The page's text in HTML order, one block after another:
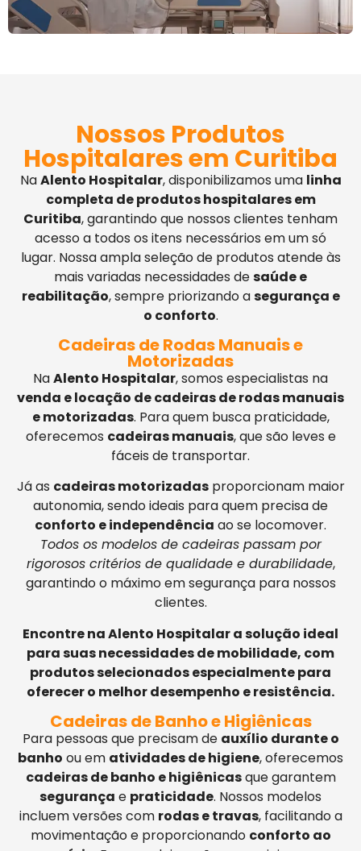
Nossos Produtos
Hospitalares em Curitiba
NaAlento Hospitalar, disponibilizamos uma linha
completa de produtos hospitalares em
Curitiba, garantindo que nossos clientes tenham
acesso a todos os itens necessários em um só
lugar. Nossa ampla seleção de produtos atende às
mais variadas necessidades desaúde e
reabilitação, sempre priorizando asegurança e
o conforto.
Cadeiras de Rodas Manuais e
Motorizadas
NaAlento Hospitalar, somos especialistas na
venda e locação de cadeiras de rodas manuais
e motorizadas. Para quem busca praticidade,
oferecemos cadeiras manuais, que são leves e
fáceis de transportar.
Já as cadeiras motorizadasproporcionam maior
autonomia, sendo ideais para quem precisa de
conforto e independência ao se locomover.
Todos os modelos de cadeiras passam por
rigorosos critérios de qualidade e durabilidade,
garantindo o máximo em segurança para nossos
clientes.
Encontre na Alento Hospitalar a solução ideal
para suas necessidades de mobilidade, com
produtos selecionados especialmente para
oferecer o melhor desempenho e resistência.
Cadeiras de Banho e Higiênicas
Para pessoas que precisam de auxílio durante o
banho ou em atividades de higiene, oferecemos
cadeiras de banho e higiênicasque garantem
segurança e praticidade. Nossos modelos
incluem versões com rodas e travas, facilitando a
movimentação e proporcionando conforto ao